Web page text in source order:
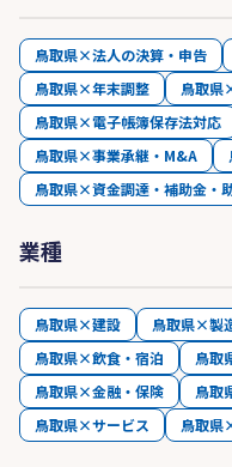
鳥取県×法人の決算・申告
鳥取県×年末調整
鳥取県
鳥取県×電子帳簿保存法対応
鳥取県×事業承継・M&A
鳥取県×資金調達・補助金・
業種
鳥取県×建設 鳥取県×製
鳥取県×飲食・宿泊
鳥取
鳥取県×金融・保険
鳥取
鳥取県×サービス
鳥取県